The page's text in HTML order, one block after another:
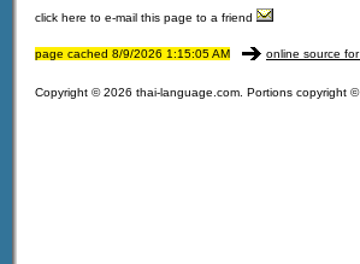
click here to e-mail this page to a friend
page cached 8/9/2026 1:15:05 AM online source
Copyright © 2026 thai-language.com. Portions copyright